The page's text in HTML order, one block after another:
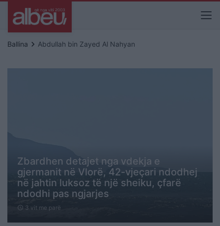
Ballina keyboard_arrow_right Abdullah bin Zayed Al Nahyan
Zbardhen detajet nga vdekja e
gjermanit në Vlorë, 42-vjeçari ndodhej
në jahtin luksoz të një sheiku, çfarë
ndodhi pas ngjarjes
schedule 3 vit me parë